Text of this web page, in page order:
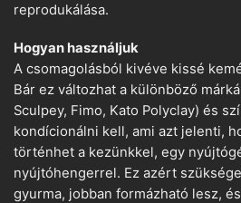
reprodukálása.
Hogyan használjuk
A csomagolásból kivéve kissé
Bár ez változhat a különböző
Sculpey, Fimo, Kato Polyclay) és
kondícionálni kell, ami azt jelenti,
történhet a kezünkkel, egy
nyújtóhengerrel. Ez azért
gyurma, jobban formázható lesz,